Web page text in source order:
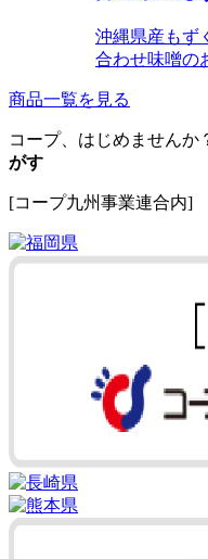
沖縄県産もず
合わせ味噌の
商品一覧を見る
コープ、はじめませんか
がす
[コープ九州事業連合内]